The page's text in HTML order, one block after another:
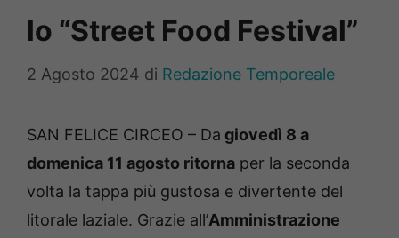
lo “Street Food Festival”
2 Agosto 2024 di Redazione Temporeale
SAN FELICE CIRCEO – Da giovedì 8 a
domenica 11 agosto ritorna per la seconda
volta la tappa più gustosa e divertente del
litorale laziale. Grazie all’Amministrazione